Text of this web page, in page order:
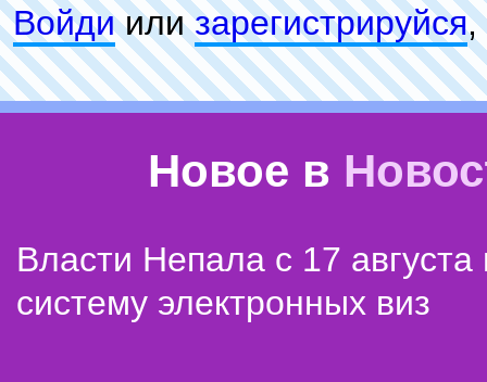
Войдиилизарeгиcтpируйся,
Новое в
Власти Непала с 17 августа
систему электронных виз